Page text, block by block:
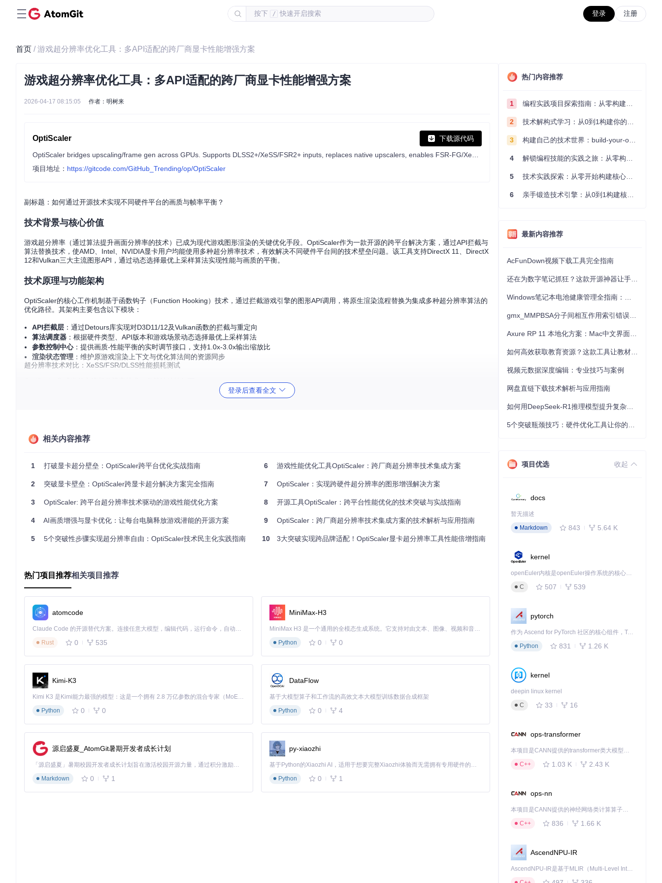
按下 / 快速开启搜索 登录 注册
首页 / 游戏超分辨率优化工具：多API适配的跨厂商显卡性能增强方案
游戏超分辨率优化工具：多API适配的跨厂商显卡性能增强方案
2026-04-17 08:15:05 作者：明树来
OptiScaler 下载源代码
项目地址： https://gitcode.com/GitHub_Trending/op/OptiScaler
副标题：如何通过开源技术实现不同硬件平台的画质与帧率平衡？
技术背景与核心价值
游戏超分辨率（通过算法提升画面分辨率的技术）已成为现代游戏图形渲染的关键优化手段。OptiScaler作为一款开源的跨平台解决方案，通过API拦截与
算法替换技术，使AMD、Intel、NVIDIA显卡用户均能使用多种超分辨率技术，有效解决不同硬件平台间的技术壁垒问题。该工具支持DirectX 11、DirectX
12和Vulkan三大主流图形API，通过动态选择最优上采样算法实现性能与画质的平衡。
技术原理与功能架构
OptiScaler的核心工作机制基于函数钩子（Function Hooking）技术，通过拦截游戏引擎的图形API调用，将原生渲染流程替换为集成多种超分辨率算法的
优化路径。其架构主要包含以下模块：
API拦截层 ：通过Detours库实现对D3D11/12及Vulkan函数的拦截与重定向
算法调度器 ：根据硬件类型、API版本和游戏场景动态选择最优上采样算法
参数控制中心：提供画质-性能平衡的实时调节接口，支持1.0x-3.0x输出缩放比
渲染状态管理 ：维护原游戏渲染上下文与优化算法间的资源同步
超分辨率技术对比：XeSS/FSR/DLSS性能损耗测试
画质特性
DLSS 3
深度学习超采样
图1：RCAS锐化算法前后对比（左：未处理，右：锐化后）。橙色标记区域显示边缘清晰度提升，特别是光源效果和纹理细节。
显卡驱动版本要求：
AMD：22.11.2+
游戏API支持：DirectX 11/12或Vulkan 1.1+
安装步骤
获取源码
git clone
可能错误：网络超时。解决方法：使用git clone --depth 1 减少下载量
# 执行平台相关配置脚本
# Windows系统
# Linux系统（实验性支持）
可能错误：依赖缺失。解决方法：根据脚本输出安装对应Visual Studio Redistributable或libc6-dev等系统库
部署到游戏目录 及配置文件复制到游戏可执行文件所在目录，典型路径如：
功能参数与优化策略
登录后查看全文
相关内容推荐
1 打破显卡超分壁垒：OptiScaler跨平台优化实战指南
2 突破显卡壁垒：OptiScaler跨显卡超分解决方案完全指南
3 OptiScaler: 跨平台超分辨率技术驱动的游戏性能优化方案
4 AI画质增强与显卡优化：让每台电脑释放游戏潜能的开源方案
5 5个突破性步骤实现超分辨率自由：OptiScaler技术民主化实践指南
6 游戏性能优化工具OptiScaler：跨厂商超分辨率技术集成方案
7 OptiScaler：实现跨硬件超分辨率的图形增强解决方案
8 开源工具OptiScaler：跨平台性能优化的技术突破与实战指南
9 OptiScaler：跨厂商超分辨率技术集成方案的技术解析与应用指南
10 3大突破实现跨品牌适配！OptiScaler显卡超分辨率工具性能倍增指南
热门项目推荐相关项目推荐
atomcode
Claude Code 的开源替代方案。连接任意大模型，编辑代码，运行命令，自动验证 — 全自动执行。用 Rust 构建，极致性能。 ｜ An open-source alternative to Claude Code. Connect any LLM, edit code, run commands, and verify changes — autonomously. Built in Rust for speed. Get Started
Rust
0 535
MiniMax-H3
MiniMax H3 是一个通用的全模态生成系统。它支持对由文本、图像、视频和音频组成的多模态上下文进行统一理解，并能生成分辨率高达 2K、时长可达 15 秒的带原生立体声音频的视频。得益于面向任务泛化的系统设计，H3 在预训练阶段就已具备广泛的多模态上下文理解与生成能力，能够出色地执行复杂的多模态指令。
Python
0 0
Kimi-K3
Kimi K3 是Kimi能力最强的模型：这是一个拥有 2.8 万亿参数的混合专家（MoE）模型，具备原生视觉理解能力，并支持 100 万 token 的上下文窗口。
Python
0 0
DataFlow
基于大模型算子和工作流的高效文本大模型训练数据合成框架
Python
0 4
源启盛夏_AtomGit暑期开发者成长计划
「源启盛夏」暑期校园开发者成长计划旨在激活校园开源力量，通过积分激励、认证扶持、资源倾斜等形式，引导高校组织和开发者完成「入驻 — 建项目 — 做贡献 — 获认证 — 得资源」的完整闭环。无论你是想带领社团入驻平台的组织者，还是希望用代码贡献证明自己的开发者，都能在这里找到属于你的成长路径。
Markdown
0 1
py-xiaozhi
基于Python的Xiaozhi AI，适用于想要完整Xiaozhi体验而无需拥有专用硬件的用户。
Python
0 1
热门内容推荐
1 编程实践项目探索指南：从零构建技术能力体系
2 技术解构式学习：从0到1构建你的编程知识体系
3 构建自己的技术世界：build-your-own-x项目的实践探索指南
4 解锁编程技能的实践之旅：从零构建你的技术世界
5 技术实践探索：从零开始构建核心系统的实践指南
6 亲手锻造技术引擎：从0到1构建核心系统的实践指南
最新内容推荐
AcFunDown视频下载工具完全指南
视频元数据深度编辑：专业技巧与案例
网盘直链下载技术解析与应用指南
项目优选 收起
docs
暂无描述
Markdown
843 5.64 K
kernel
openEuler内核是openEuler操作系统的核心，既是系统性能与稳定性的基石，也是连接处理器、设备与服务的桥梁。
C
507 539
pytorch
作为 Ascend for PyTorch 社区的核心组件，TorchNPU 是昇腾专为 PyTorch 打造的深度学习适配插件，使 PyTorch 框架能够直接调用昇腾 NPU，为开发者提供昇腾 AI 处理器的超强算力。
Python
831 1.26 K
kernel
deepin linux kernel
C
33 16
ops-transformer
本项目是CANN提供的transformer类大模型算子库，实现网络在NPU上加速计算。
C++
1.03 K 2.43 K
ops-nn
本项目是CANN提供的神经网络类计算算子库，实现网络在NPU上加速计算。
C++
836 1.66 K
AscendNPU-IR
AscendNPU-IR是基于MLIR（Multi-Level Intermediate Representation）构建的，面向昇腾亲和算子编译时使用的中间表示，提供昇腾完备表达能力，通过编译优化提升昇腾AI处理器计算效率，支持通过生态框架使能昇腾AI处理器与深度调优